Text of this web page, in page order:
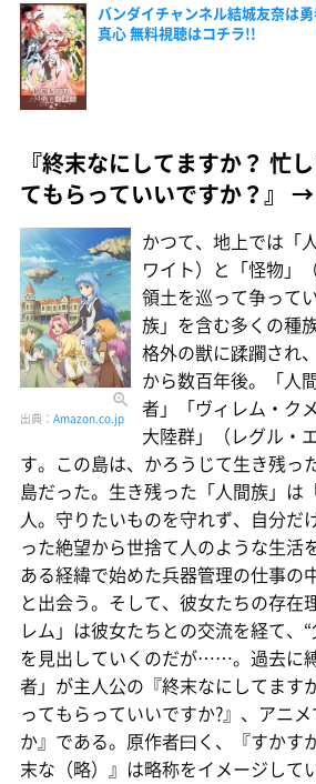
バンダイチャンネル結城友奈は
真心 無料視聴はコチラ!!
『終末なにしてますか？ 忙
てもらっていいですか？』 →
出典： Amazon.co.jp
かつて、地上では「
ワイト）と「怪物」
領土を巡って争って
族」を含む多くの種
格外の獣に蹂躙され
から数百年後。「人
者」「ヴィレム・ク
大陸群」（レグル・
す。この島は、かろうじて生き残っ
島だった。生き残った「人間族」は
人。守りたいものを守れず、自分だ
った絶望から世捨て人のような生活
ある経緯で始めた兵器管理の仕事の
と出会う。そして、彼女たちの存在
レム」は彼女たちとの交流を経て、
を見出していくのだが……。過去に
者」が主人公の『終末なにしてます
ってもらっていいですか?』、アニ
か』である。原作者曰く、『すかす
末な（略）』は略称をイメージして